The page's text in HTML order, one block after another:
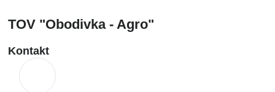
TOV "Obodivka - Agro"
Kontakt